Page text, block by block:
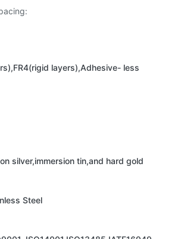
layers),Adhesive- less
silver,immersion tin,and hard gold
Steel